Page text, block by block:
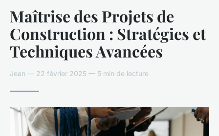
Maîtrise des Projets de
Construction : Stratégies et
Techniques Avancées
Jean — 22 février 2025 — 5 min de lecture